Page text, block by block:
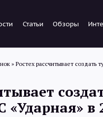
Статьи Обзоры
» Ростех рассчитывает создать
«Ударная» в